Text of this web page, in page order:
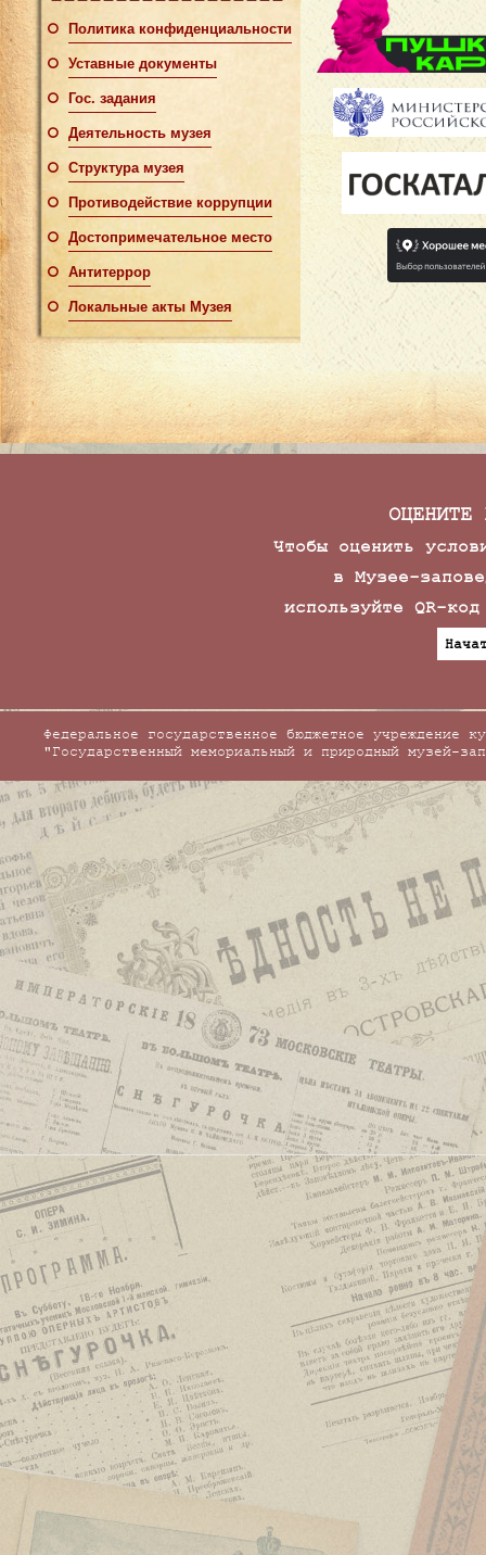
Политика конфиденциальности
Уставные документы
Гос. задания
Деятельность музея
Структура музея
Противодействие коррупции
Достопримечательное место
Антитеррор
Локальные акты Музея
ОЦЕНИТЕ
Чтобы оценить
в Музее-
используйте QR-
Федеральное государственное бюджетное учреждение
"Государственный мемориальный и природный музей-